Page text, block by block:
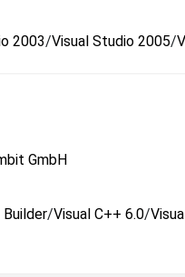
2003/Visual Studio 2005/
GmbH
/Visual C++ 6.0/